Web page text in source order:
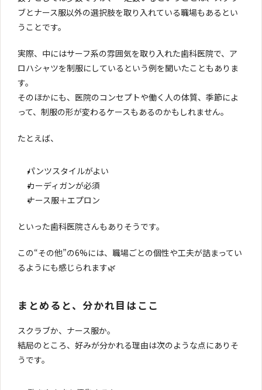
ブとナース服以外の選択肢を取り入れている職場もあるとい
うことです。
実際、中にはサーフ系の雰囲気を取り入れた歯科医院で、ア
ロハシャツを制服にしているという例を聞いたこともありま
す。
そのほかにも、医院のコンセプトや働く人の体質、季節によ
って、制服の形が変わるケースもあるのかもしれません。
たとえば、
パンツスタイルがよい
カーディガンが必須
ナース服＋エプロン
といった歯科医院さんもありそうです。
この“その他”の6%には、職場ごとの個性や工夫が詰まってい
るようにも感じられます🌿
まとめると、分かれ目はここ
スクラブか、ナース服か。
結局のところ、好みが分かれる理由は次のような点にありそ
うです。